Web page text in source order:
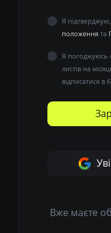
Я
положення та
Я погоджуюсь
листів на
відписатися в
Вже маєте